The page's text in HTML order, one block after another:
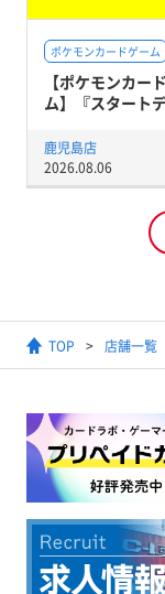
ポケモンカードゲーム
【ポケモンカー
ム】『スタート
鹿児島店
2026.08.06
TOP 店舗一覧